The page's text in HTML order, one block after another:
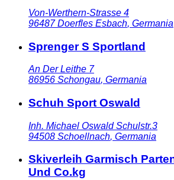
Von-Werthern-Strasse 4
96487 Doerfles Esbach, Germania
Sprenger S Sportland
An Der Leithe 7
86956 Schongau, Germania
Schuh Sport Oswald
Inh. Michael Oswald Schulstr.3
94508 Schoellnach, Germania
Skiverleih Garmisch
Und Co.kg